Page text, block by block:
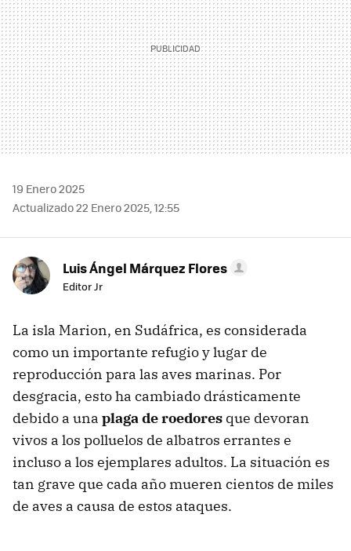
19 Enero 2025
Actualizado 22 Enero 2025, 12:55
Luis Ángel Márquez Flores
Editor Jr
La isla Marion, en Sudáfrica, es considerada
como un importante refugio y lugar de
reproducción para las aves marinas. Por
desgracia, esto ha cambiado drásticamente
debido a una plaga de roedores que devoran
vivos a los polluelos de albatros errantes e
incluso a los ejemplares adultos. La situación es
tan grave que cada año mueren cientos de miles
de aves a causa de estos ataques.